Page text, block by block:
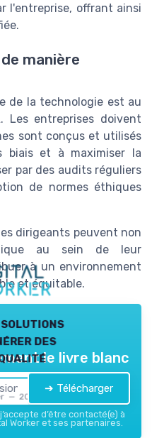
l'entreprise, offrant ainsi
manière
de la technologie est au
entreprises doivent
sont conçus et utilisés
biais et à maximiser la
par des audits réguliers
de normes éthiques
dirigeants peuvent non
au sein de leur
à un environnement
et équitable.
solutions
des
— 2026
le livre blanc
➔ Télécharger
d’être contacté(e) à
Worker et ses partenaires.